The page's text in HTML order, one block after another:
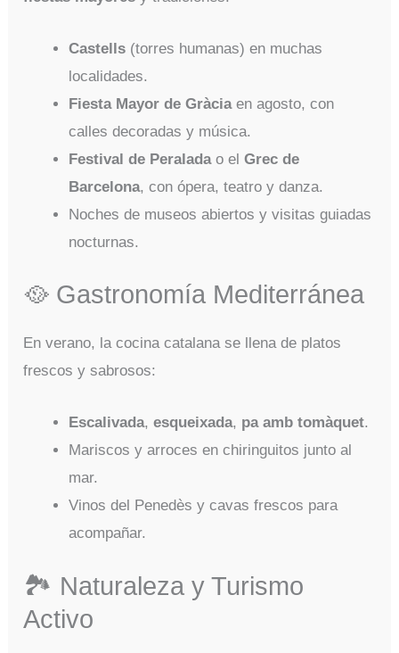
Castells (torres humanas) en muchas
localidades.
Fiesta Mayor de Gràciaen agosto, con
calles decoradas y música.
Festival de Peraladao elGrec de
Barcelona, con ópera, teatro y danza.
Noches de museos abiertos y visitas guiadas
nocturnas.
🥘 Gastronomía Mediterránea
En verano, la cocina catalana se llena de platos
frescos y sabrosos:
Escalivada,esqueixada, pa amb tomàquet.
Mariscos y arroces en chiringuitos junto al
mar.
Vinos del Penedès y cavas frescos para
acompañar.
🏞️ Naturaleza y Turismo
Activo